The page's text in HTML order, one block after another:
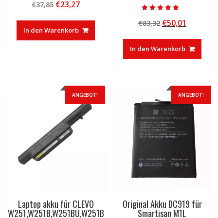
5.00
von 5
€37,85 Ursprünglicher
war:
€37,85
€23,27Aktueller
ist:
€23,27.
In den Warenkorb
4.50
von 5
€83,32 Ursprünglicher
war:
€83,32
€50,01
ist:
€50,01.
In den Warenkorb
ANGEBOT!
Laptop akku für CLEVO
W251,W251B,W251BU,W251B
ANGEBOT!
Original Akku DC919 für
Smartisan M1L